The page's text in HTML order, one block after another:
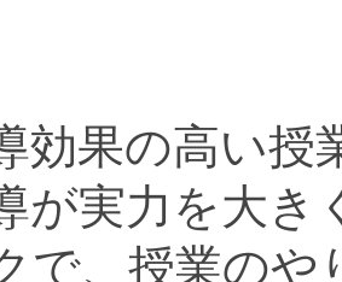
効果の高い授
が実力を大き
で、授業の